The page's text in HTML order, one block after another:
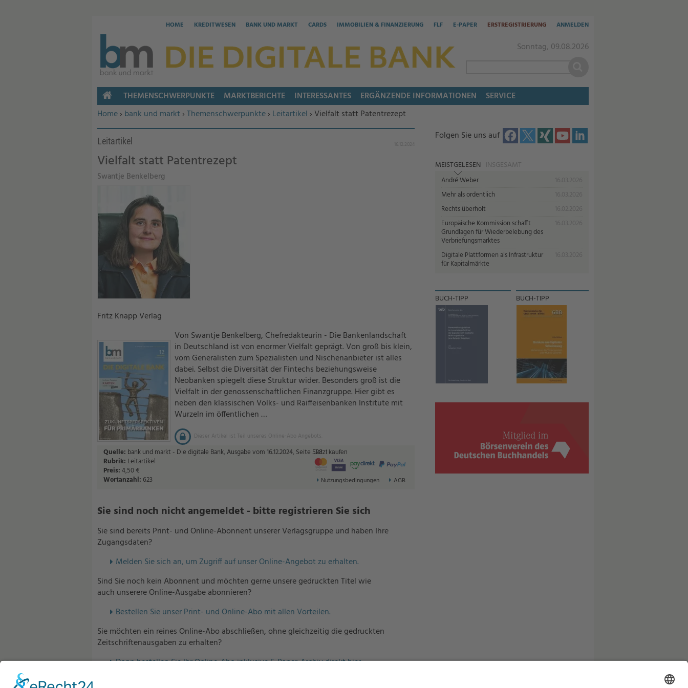
Sonntag, 09.08.2026
HOME KREDITWESEN BANK UND MARKT CARDS IMMOBILIEN & FINANZIERUNG FLF E-PAPER ERSTREGISTRIERUNG ANMELDEN
Sie befinden sich hier:
Home› bank und markt ›Themenschwerpunkte› Leitartikel › Vielfalt statt Patentrezept
Leitartikel 16.12.2024
Vielfalt statt Patentrezept
Swantje Benkelberg
Fritz Knapp Verlag
Von Swantje Benkelberg, Chefredakteurin - Die Bankenlandschaft
in Deutschland ist von enormer Vielfalt geprägt. Von groß bis klein,
vom Generalisten zum Spezialisten und Nischenanbieter ist alles
dabei. Selbst die Diversität der Fintechs beziehungsweise
Neobanken spiegelt diese Struktur wider. Besonders groß ist die
Vielfalt in der genossenschaftlichen Finanzgruppe. Hier gibt es
neben den klassischen Volks- und Raiffeisenbanken Institute mit
Wurzeln im öffentlichen …
Dieser Artikel ist Teil unseres Online-Abo Angebots.
Quelle: bank und markt - Die digitale Bank, Ausgabe vom 16.12.2024, Seite 528
Rubrik: Leitartikel
Preis:4,50 €
Wortanzahl: 623
Jetzt kaufen
Nutzungsbedingungen AGB
Sie sind noch nicht angemeldet - bitte registrieren Sie sich
Sie sind bereits Print- und Online-Abonnent unserer Verlagsgruppe und haben Ihre
Zugangsdaten?
Melden Sie sich an, um Zugriff auf unser Online-Angebot zu erhalten.
Sind Sie noch kein Abonnent und möchten gerne unsere gedruckten Titel wie
auch unserere Online-Ausgabe abonnieren?
Bestellen Sie unser Print- und Online-Abo mit allen Vorteilen.
Sie möchten ein reines Online-Abo abschließen, ohne gleichzeitig die gedruckten
Zeitschriftenausgaben zu erhalten?
Dann bestellen Sie Ihr Online-Abo inklusive E-Paper-Archiv direkt hier.
Folgen Sie uns auf
MEISTGELESEN INSGESAMT
André Weber
Mehr als ordentlich
Rechts überholt
Europäische Kommission schafft
Grundlagen für Wiederbelebung des
Verbriefungsmarktes
Digitale Plattformen als Infrastruktur
für Kapitalmärkte
BUCH-TIPP BUCH-TIPP
HOME
THEMENSCHWERPUNKTE MARKTBERICHTE INTERESSANTES ERGÄNZENDE INFORMATIONEN SERVICE